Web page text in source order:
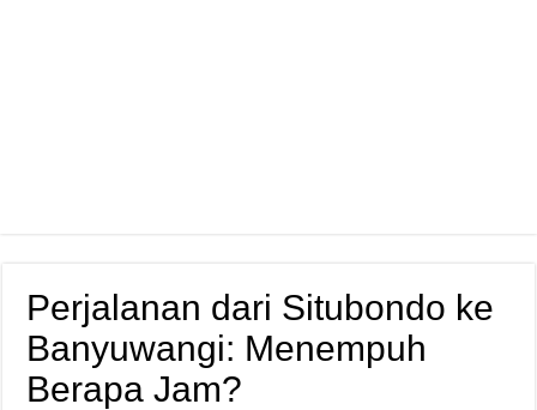
Perjalanan dari Situbondo ke
Banyuwangi: Menempuh
Berapa Jam?